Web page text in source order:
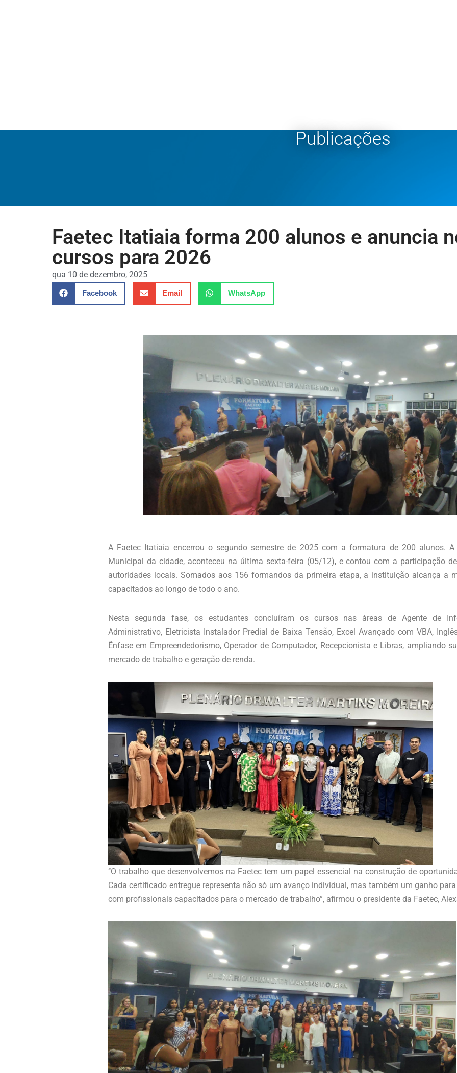
Publicações
Faetec Itatiaia forma 200 alunos e anuncia
cursos para 2026
qua 10 de dezembro, 2025
Facebook Email WhatsApp
A Faetec Itatiaia encerrou o segundo semestre de 2025 com a formatura de 200 alunos.
Municipal da cidade, aconteceu na última sexta-feira (05/12), e contou com a participação
autoridades locais. Somados aos 156 formandos da primeira etapa, a instituição alcança a
capacitados ao longo de todo o ano.
Nesta segunda fase, os estudantes concluíram os cursos nas áreas de Agente de
Administrativo, Eletricista Instalador Predial de Baixa Tensão, Excel Avançado com VBA,
Ênfase em Empreendedorismo, Operador de Computador, Recepcionista e Libras, ampliando
mercado de trabalho e geração de renda.
‘’O trabalho que desenvolvemos na Faetec tem um papel essencial na construção de
Cada certificado entregue representa não só um avanço individual, mas também um ganho
com profissionais capacitados para o mercado de trabalho”, afirmou o presidente da Faetec,